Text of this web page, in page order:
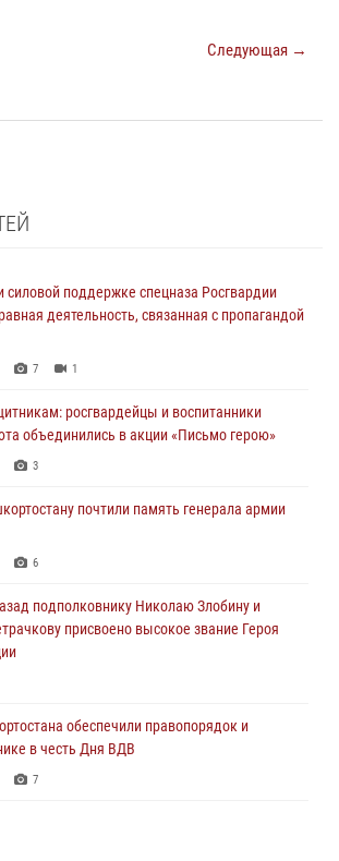
Следующая →
силовой поддержке спецназа Росгвардии
деятельность, связанная с пропагандой
7 1
росгвардейцы и воспитанники
объединились в акции «Письмо герою»
3
почтили память генерала армии
6
подполковнику Николаю Злобину и
присвоено высокое звание Героя
обеспечили правопорядок и
в честь Дня ВДВ
7